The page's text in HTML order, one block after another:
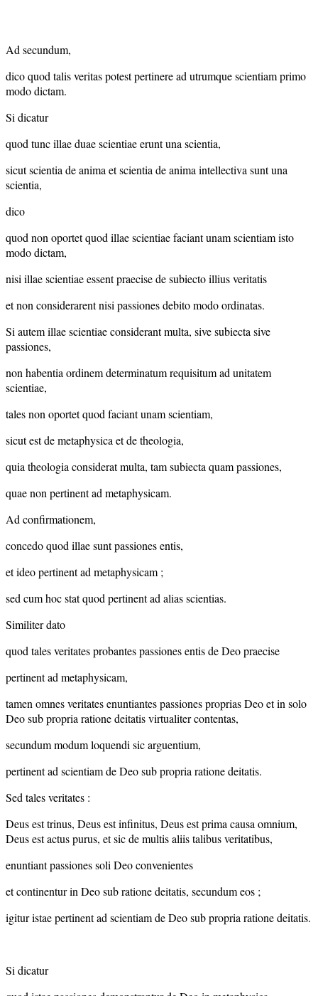
Ad secundum,
dico quod talis veritas potest pertinere ad utrumque scientiam primo
modo dictam.
Si dicatur
quod tunc illae duae scientiae erunt una scientia,
sicut scientia de anima et scientia de anima intellectiva sunt una
scientia,
dico
quod non oportet quod illae scientiae faciant unam scientiam isto
modo dictam,
nisi illae scientiae essent praecise de subiecto illius veritatis
et non considerarent nisi passiones debito modo ordinatas.
Si autem illae scientiae considerant multa, sive subiecta sive
passiones,
non habentia ordinem determinatum requisitum ad unitatem
scientiae,
tales non oportet quod faciant unam scientiam,
sicut est de metaphysica et de theologia,
quia theologia considerat multa, tam subiecta quam passiones,
quae non pertinent ad metaphysicam.
Ad confirmationem,
concedo quod illae sunt passiones entis,
et ideo pertinent ad metaphysicam ;
sed cum hoc stat quod pertinent ad alias scientias.
Similiter dato
quod tales veritates probantes passiones entis de Deo praecise
pertinent ad metaphysicam,
tamen omnes veritates enuntiantes passiones proprias Deo et in solo
Deo sub propria ratione deitatis virtualiter contentas,
secundum modum loquendi sic arguentium,
pertinent ad scientiam de Deo sub propria ratione deitatis.
Sed tales veritates :
Deus est trinus, Deus est infinitus, Deus est prima causa omnium,
Deus est actus purus, et sic de multis aliis talibus veritatibus,
enuntiant passiones soli Deo convenientes
et continentur in Deo sub ratione deitatis, secundum eos ;
igitur istae pertinent ad scientiam de Deo sub propria ratione deitatis.
Si dicatur